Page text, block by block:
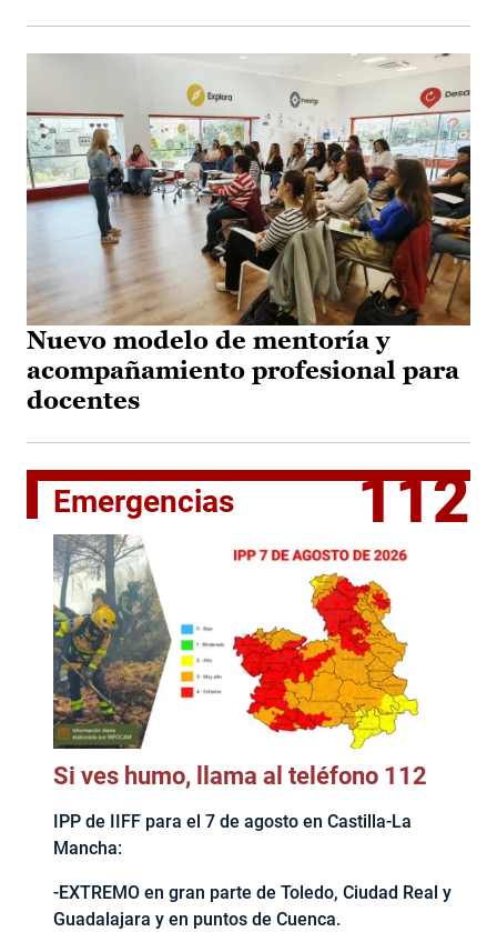
Nuevo modelo de mentoría y
acompañamiento profesional para
docentes
Emergencias 112
Si ves humo, llama al teléfono 112
IPP de IIFF para el 7 de agosto en Castilla-La
Mancha:
-EXTREMO en gran parte de Toledo, Ciudad Real y
Guadalajara y en puntos de Cuenca.